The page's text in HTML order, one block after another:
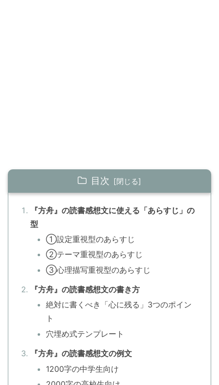
目次
『方舟』の読書感想文に使える「あらすじ」の
型
①設定重視型のあらすじ
②テーマ重視型のあらすじ
③心理描写重視型のあらすじ
『方舟』の読書感想文の書き方
絶対に書くべき「心に残る」3つのポイン
ト
穴埋め式テンプレート
『方舟』の読書感想文の例文
1200字の中学生向け